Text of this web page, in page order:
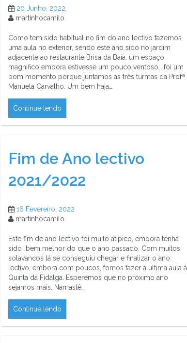
20 Junho, 2022
martinhocamilo
Como tem sido habitual no fim do ano lectivo fazemos
uma aula no exterior, sendo este ano sido no jardim
adjacente ao restaurante Brisa da Baía, um espaço
magnifico embora estivesse um pouco ventoso , foi um
bom momento porque juntamos as três turmas da Profª
Manuela Carvalho. Um bem haja…
Continue lendo
Fim de Ano lectivo
2021/2022
16 Fevereiro, 2022
martinhocamilo
Este fim de ano lectivo foi muito atípico, embora tenha
sido bem melhor do que o ano passado. Com muitos
solavancos lá se conseguiu chegar e finalizar o ano
lectivo, embora com poucos, fomos fazer a ultima aula à
Quinta da Fidalga. Esperemos que no próximo ano
sejamos mais. Namastê…
Continue lendo